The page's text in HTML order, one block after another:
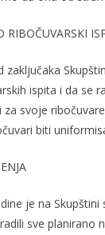
RIBOČUVARSKI
zaključaka
ispita i da se
za svoje
biti
je na
sve planirano